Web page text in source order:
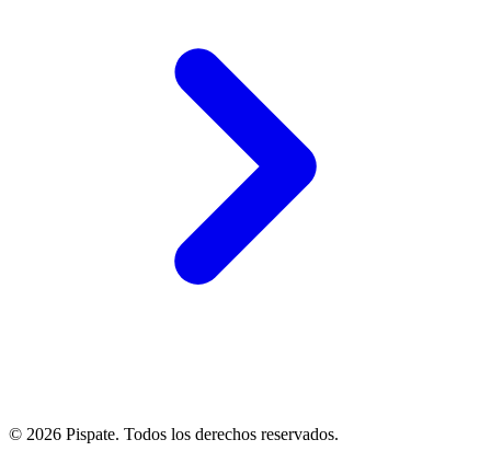
© 2026 Pispate. Todos los derechos reservados.